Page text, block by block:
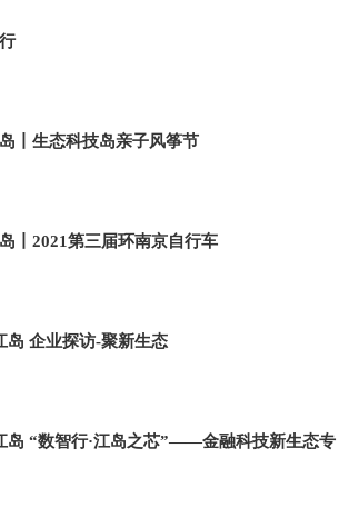
丨生态科技岛亲子风筝节
丨2021第三届环南京自行车
岛 企业探访-聚新生态
岛 “数智行·江岛之芯”——金融科技新生态专